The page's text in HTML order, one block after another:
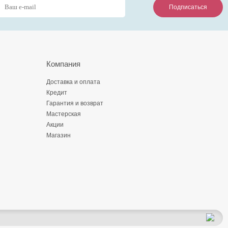
Подписаться
Подписаться
Подписаться
Компания
Доставка и оплата
Кредит
Гарантия и возврат
Мастерская
Акции
Магазин